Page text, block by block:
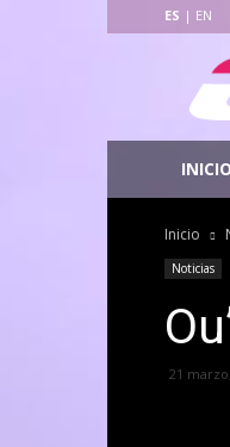
ES | EN
INICIO
Inicio
Noticias
21